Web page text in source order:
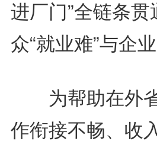
进厂门”全链条
众“就业难”与企
为帮助在外省
作衔接不畅、收